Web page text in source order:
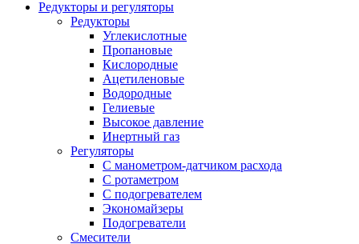
Редукторы и регуляторы
Редукторы
Углекислотные
Пропановые
Кислородные
Ацетиленовые
Водородные
Гелиевые
Высокое давление
Инертный газ
Регуляторы
С манометром-датчиком расхода
С ротаметром
С подогревателем
Экономайзеры
Подогреватели
Смесители